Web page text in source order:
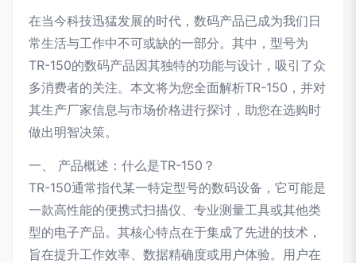
在当今科技迅猛发展的时代，数码产品已成为我们日
常生活与工作中不可或缺的一部分。其中，型号为
TR-150的数码产品因其独特的功能与设计，吸引了众
多消费者的关注。本文将为您全面解析TR-150，并对
其生产厂家信息与市场价格进行探讨，助您在选购时
做出明智决策。
一、 产品概述：什么是TR-150？
TR-150通常指代某一特定型号的数码设备，它可能是
一款高性能的便携式扫描仪、专业测量工具或其他类
型的电子产品。其核心特点在于集成了先进的技术，
旨在提升工作效率、数据精确度或用户体验。用户在